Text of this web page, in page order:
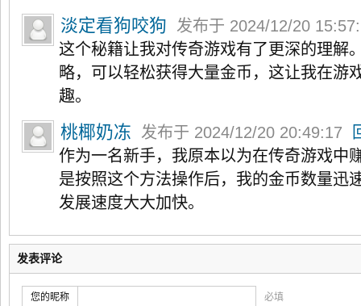
淡定看狗咬狗
发布于 2024/12/20
这个秘籍让我对传奇游戏有了更深的理解
略，可以轻松获得大量金币，这让我在游
趣。
桃椰奶冻 发布于 2024/12/20 20:49:17
作为一名新手，我原本以为在传奇游戏中
是按照这个方法操作后，我的金币数量迅
发展速度大大加快。
发表评论
您的昵称 必填